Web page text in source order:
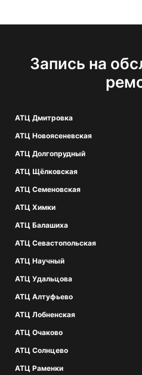
Запись на
АТЦ Дмитровка
АТЦ Новоясеневская
АТЦ Долгопрудный
АТЦ Щёлковская
АТЦ Семеновская
АТЦ Химки
АТЦ Балашиха
АТЦ Севастопольская
АТЦ Научный
АТЦ Удальцова
АТЦ Алтуфьево
АТЦ Лобненская
АТЦ Очаково
АТЦ Солнцево
АТЦ Раменки